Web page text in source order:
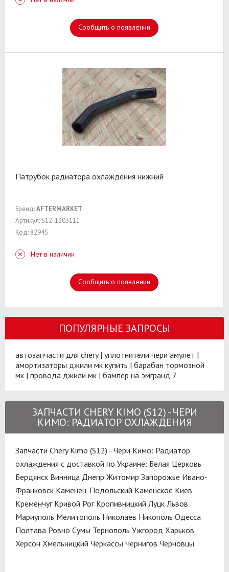
Сообщить о появлении
Патрубок радиатора охлаждения нижний
Бренд:AFTERMARKET
Артикул: S12-1303111
Код: 82945
Нет в наличии
Сообщить о появлении
ПОПУЛЯРНЫЕ ЗАПРОСЫ
автозапчасти для chery| уплотнители чери амулет |
амортизаторы джили мк купить | барабан тормозной
мк | провода джили мк | бампер на эмгранд 7
ЗАПЧАСТИ CHERY KIMO (S12) - ЧЕРИ
КИМО: РАДИАТОР ОХЛАЖДЕНИЯ
Запчасти Chery Kimo (S12) - Чери Кимо: Радиатор
охлаждения с доставкой по Украине: Белая Церковь
Бердянск Винница Днепр Житомир Запорожье Ивано-
Франковск Каменец-Подольский Каменское Киев
Кременчуг Кривой Рог Кропивницкий Луцк Львов
Мариуполь Мелитополь Николаев Никополь Одесса
Полтава Ровно Сумы Тернополь Ужгород Харьков
Херсон Хмельницкий Черкассы Чернигов Черновцы